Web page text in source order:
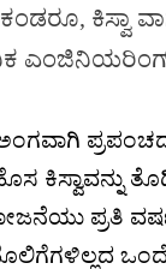
ಕಿಸ್ವಾ
ಕಿಸ್ವಾವನ್ನು
ಪ್ರತಿ